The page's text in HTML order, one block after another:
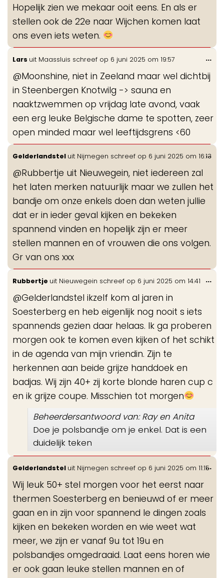
Hopelijk zien we mekaar ooit eens. En als er
stellen ook de 22e naar Wijchen komen laat
ons even iets weten.
Lars uit Maassluis schreef op 6 juni 2025 om 19:57
@Moonshine, niet in Zeeland maar wel dichtbij
in Steenbergen Knotwilg -> sauna en
naaktzwemmen op vrijdag late avond, vaak
een erg leuke Belgische dame te spotten, zeer
open minded maar wel leeftijdsgrens <60
...
Gelderlandstel uit Nijmegen schreef op 6 juni 2025 om 16:13
@Rubbertje uit Nieuwegein, niet iedereen zal
het laten merken natuurlijk maar we zullen het
bandje om onze enkels doen dan weten jullie
dat er in ieder geval kijken en bekeken
spannend vinden en hopelijk zijn er meer
stellen mannen en of vrouwen die ons volgen.
Gr van ons xxx
...
Rubbertje uit Nieuwegein schreef op 6 juni 2025 om 14:41
@Gelderlandstel ikzelf kom al jaren in
Soesterberg en heb eigenlijk nog nooit s iets
spannends gezien daar helaas. Ik ga proberen
morgen ook te komen even kijken of het schikt
in de agenda van mijn vriendin. Zijn te
herkennen aan beide grijze handdoek en
badjas. Wij zijn 40+ zij korte blonde haren cup c
en ik grijze coupe. Misschien tot morgen
Beheerdersantwoord van: Ray en Anita
Doe je polsbandje om je enkel. Dat is een
duidelijk teken
...
Gelderlandstel uit Nijmegen schreef op 6 juni 2025 om 11:15
Wij leuk 50+ stel morgen voor het eerst naar
thermen Soesterberg en benieuwd of er meer
gaan en in zijn voor spannend le dingen zoals
kijken en bekeken worden en wie weet wat
meer, we zijn er vanaf 9u tot 19u en
polsbandjes omgedraaid. Laat eens horen wie
er ook gaan leuke stellen mannen en of
...